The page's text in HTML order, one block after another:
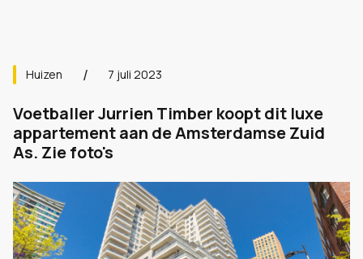
Huizen 7 juli 2023
Voetballer Jurrien Timber koopt dit luxe
appartement aan de Amsterdamse Zuid
As. Zie foto's